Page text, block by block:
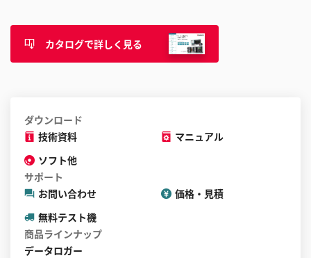
カタログで詳しく見る
ダウンロード
技術資料
マニュアル
ソフト他
サポート
お問い合わせ
価格・見積
無料テスト機
商品ラインナップ
データロガー